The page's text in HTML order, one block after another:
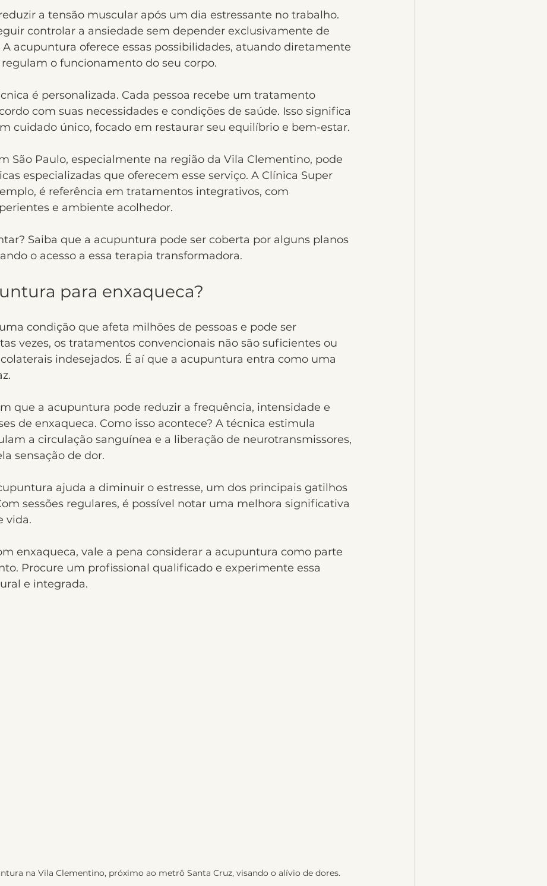
a tensão muscular após um dia estressante no trabalho.
controlar a ansiedade sem depender exclusivamente de
acupuntura oferece essas possibilidades, atuando diretamente
o funcionamento do seu corpo.
é personalizada. Cada pessoa recebe um tratamento
com suas necessidades e condições de saúde. Isso significa
cuidado único, focado em restaurar seu equilíbrio e bem-estar.
São Paulo, especialmente na região da Vila Clementino, pode
especializadas que oferecem esse serviço. A Clínica Super
é referência em tratamentos integrativos, com
e ambiente acolhedor.
Saiba que a acupuntura pode ser coberta por alguns planos
o acesso a essa terapia transformadora.
para enxaqueca?
condição que afeta milhões de pessoas e pode ser
vezes, os tratamentos convencionais não são suficientes ou
indesejados. É aí que a acupuntura entra como uma
que a acupuntura pode reduzir a frequência, intensidade e
de enxaqueca. Como isso acontece? A técnica estimula
a circulação sanguínea e a liberação de neurotransmissores,
sensação de dor.
ajuda a diminuir o estresse, um dos principais gatilhos
sessões regulares, é possível notar uma melhora significativa
vida.
enxaqueca, vale a pena considerar a acupuntura como parte
Procure um profissional qualificado e experimente essa
e integrada.
na Vila Clementino, próximo ao metrô Santa Cruz, visando o alívio de dores.